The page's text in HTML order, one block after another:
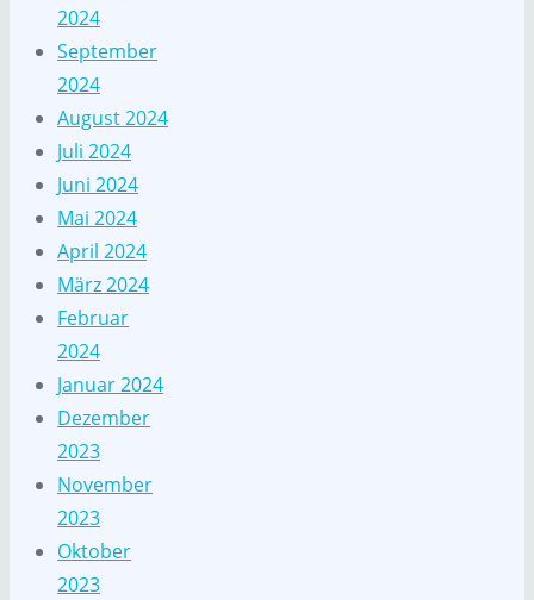
2024
September
2024
August 2024
Juli 2024
Juni 2024
Mai 2024
April 2024
März 2024
Februar
2024
Januar 2024
Dezember
2023
November
2023
Oktober
2023